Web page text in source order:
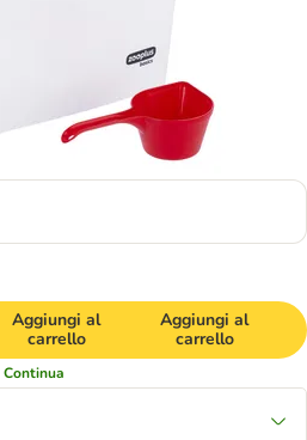
Aggiungi al
carrello
Aggiungi al
carrello
Continua